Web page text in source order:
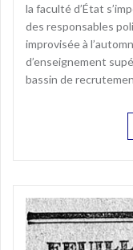
la faculté d’État
des responsables
improvisée à
d’enseignement
bassin de